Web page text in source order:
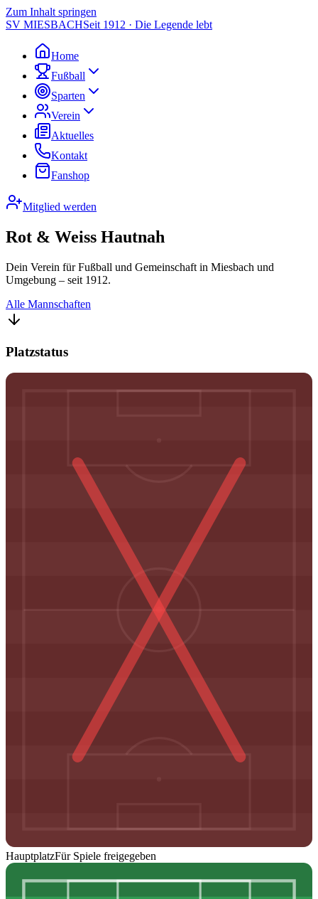
Zum Inhalt springen
SV MIESBACHSeit 1912 · Die Legende lebt
Home
Fußball
Sparten
Verein
Aktuelles
Kontakt
Fanshop
Mitglied werden
Rot & Weiss Hautnah
Dein Verein für Fußball und Gemeinschaft in Miesbach und
Umgebung – seit 1912.
Alle Mannschaften
Platzstatus
HauptplatzFür Spiele freigegeben